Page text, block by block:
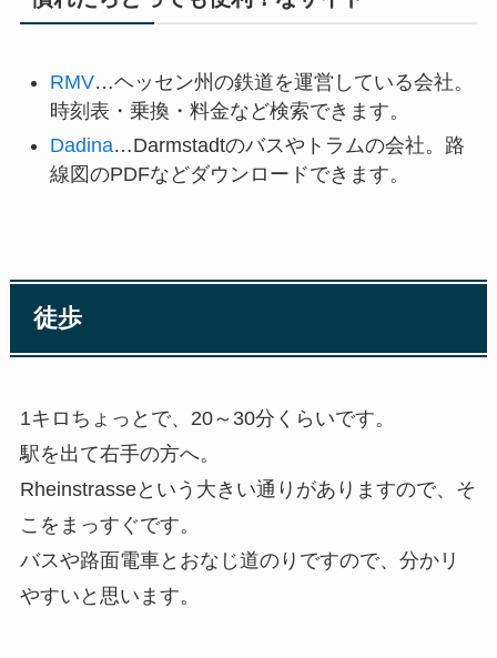
RMV…ヘッセン州の鉄道を運営している会社。
時刻表・乗換・料金など検索できます。
Dadina…Darmstadtのバスやトラムの会社。路
線図のPDFなどダウンロードできます。
徒歩
1キロちょっとで、20～30分くらいです。
駅を出て右手の方へ。
Rheinstrasseという大きい通りがありますので、そ
こをまっすぐです。
バスや路面電車とおなじ道のりですので、分かリ
やすいと思います。